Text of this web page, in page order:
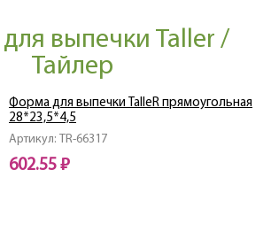
выпечки Taller /
Тайлер
Артикул: TR-66317
Форма для выпечки TalleR прямоугольная
28*23,5*4,5
602.55 ₽